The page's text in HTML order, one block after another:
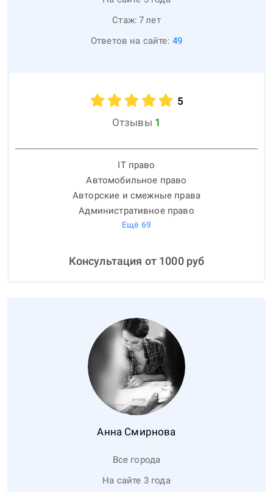
Стаж: 7лет
Ответов на сайте: 49
5
Отзывы 1
IT право
Автомобильное право
Авторские и смежные права
Административное право
Ещё 69
Консультация от 1000руб
Анна Смирнова
Все города
На сайте 3 года